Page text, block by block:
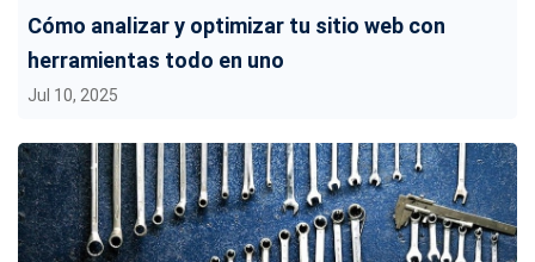
Cómo analizar y optimizar tu sitio web con
herramientas todo en uno
Jul 10, 2025